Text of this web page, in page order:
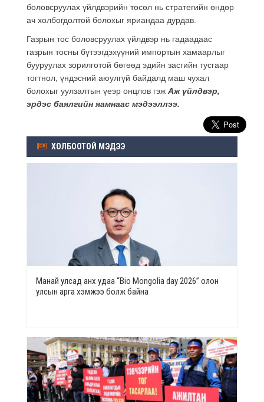
боловсруулах үйлдвэрийн төсөл нь стратегийн өндөр
ач холбогдолтой болохыг яриандаа дурдав.
Газрын тос боловсруулах үйлдвэр нь гадаадаас
газрын тосны бүтээгдэхүүний импортын хамаарлыг
бууруулах зорилготой бөгөөд эдийн засгийн тусгаар
тогтнол, үндэсний аюулгүй байдалд маш чухал
болохыг уулзалтын үеэр онцлов гэж Аж үйлдвэр,
эрдэс баялгийн яамнаас мэдээллээ.
ХОЛБООТОЙ МЭДЭЭ
Манай улсад анх удаа “Bio Mongolia day 2026” олон
улсын арга хэмжээ болж байна